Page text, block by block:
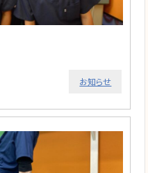
お知らせ